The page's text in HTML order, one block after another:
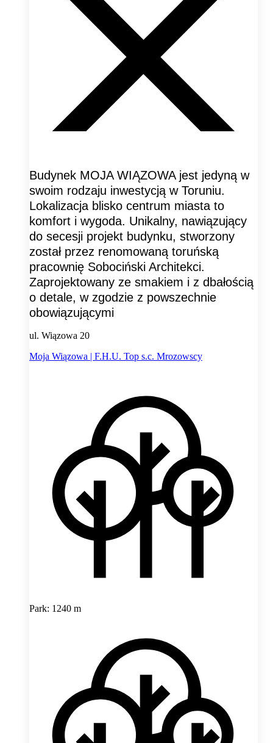
Budynek MOJA WIĄZOWA jest jedyną w
swoim rodzaju inwestycją w Toruniu.
Lokalizacja blisko centrum miasta to
komfort i wygoda. Unikalny, nawiązujący
do secesji projekt budynku, stworzony
został przez renomowaną toruńską
pracownię Sobociński Architekci.
Zaprojektowany ze smakiem i z dbałością
o detale, w zgodzie z powszechnie
obowiązującymi
ul. Wiązowa 20
Moja Wiązowa | F.H.U. Top s.c. Mrozowscy
Park: 1240 m